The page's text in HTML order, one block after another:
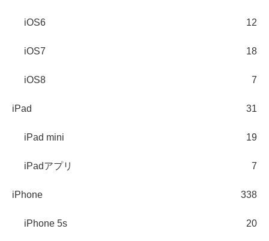
iOS6 12
iOS7 18
iOS8 7
iPad 31
iPad mini 19
iPadアプリ 7
iPhone 338
iPhone 5s 20